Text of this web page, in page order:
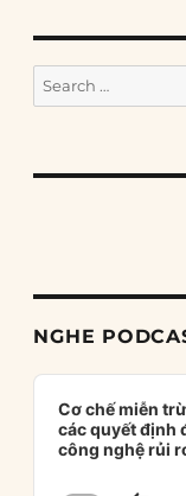
Search
for:
NGHE
Audio
Player
Cơ chế miễn
các quyết định
công nghệ rủi